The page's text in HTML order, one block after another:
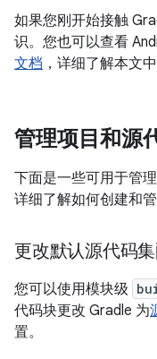
如果您刚开始接触
识。您也可以查看
文档 ，详细了解本文
管理项目和源
下面是一些可用于管
详细了解如何创建和
更改默认源代码
您可以使用模块级
代码块更改 Gradle 为
置。